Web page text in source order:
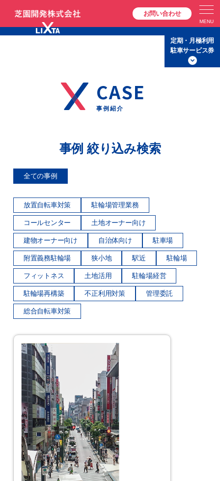
お問い合わせ
定期・月極利用
駐車サービス券
事例紹介
事例 絞り込み検索
全ての事例
放置自転車対策 駐輪場管理業務
コールセンター 土地オーナー向け
建物オーナー向け 自治体向け 駐車場
附置義務駐輪場 狭小地 駅近 駐輪場
フィットネス 土地活用 駐輪場経営
駐輪場再構築 不正利用対策 管理委託
総合自転車対策